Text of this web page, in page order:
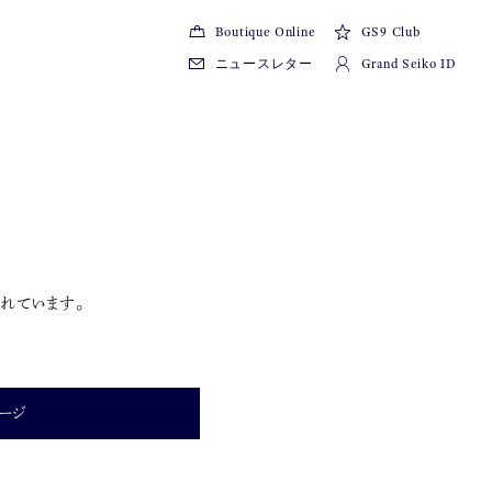
Boutique Online GS9 Club
ニュースレター Grand Seiko ID
ています。
ジ